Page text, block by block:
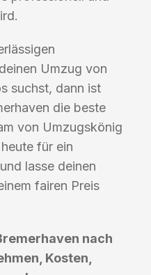
Umzug von
suchst, dann ist
die beste
von Umzugskönig
für ein
lasse deinen
fairen Preis
nach
Kosten,